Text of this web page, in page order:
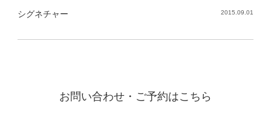
シグネチャー 2015.09.01
お問い合わせ・ご予約はこちら